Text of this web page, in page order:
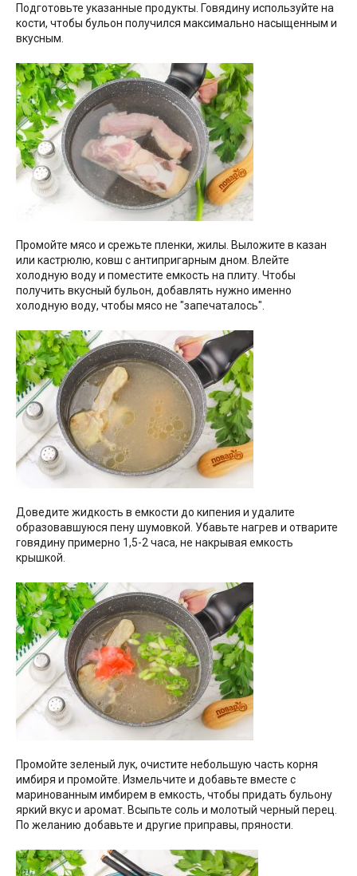
Подготовьте указанные продукты. Говядину используйте на
кости, чтобы бульон получился максимально насыщенным и
вкусным.
Промойте мясо и срежьте пленки, жилы. Выложите в казан
или кастрюлю, ковш с антипригарным дном. Влейте
холодную воду и поместите емкость на плиту. Чтобы
получить вкусный бульон, добавлять нужно именно
холодную воду, чтобы мясо не "запечаталось".
Доведите жидкость в емкости до кипения и удалите
образовавшуюся пену шумовкой. Убавьте нагрев и отварите
говядину примерно 1,5-2 часа, не накрывая емкость
крышкой.
Промойте зеленый лук, очистите небольшую часть корня
имбиря и промойте. Измельчите и добавьте вместе с
маринованным имбирем в емкость, чтобы придать бульону
яркий вкус и аромат. Всыпьте соль и молотый черный перец.
По желанию добавьте и другие приправы, пряности.